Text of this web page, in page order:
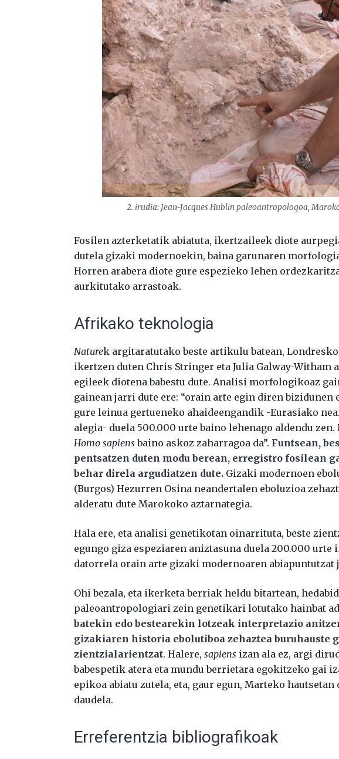
2. irudia: Jean-Jacques Hublin paleoantropologoa,
Fosilen azterketatik abiatuta, ikertzaileek diote
dutela gizaki modernoekin, baina garunaren
Horren arabera diote gure espezieko lehen
aurkitutako arrastoak.
Afrikako teknologia
Naturek argitaratutako beste artikulu batean,
ikertzen duten Chris Stringer eta Julia Galway-
egileek diotena babestu dute. Analisi morfologikoaz
gainean jarri dute ere: “orain arte egin diren bizidunen
gure leinua gertueneko ahaideengandik -Eurasiako
alegia- duela 500.000 urte baino lehenago aldendu
Homo sapiens baino askoz zaharragoa da”. Funtsean,
pentsatzen duten modu berean, erregistro fosilean
behar direla argudiatzen dute. Gizaki modernoen
(Burgos) Hezurren Osina neandertalen eboluzioa
alderatu dute Marokoko aztarnategia.
Hala ere, eta analisi genetikotan oinarrituta, beste
egungo giza espeziaren aniztasuna duela 200.000 urte
datorrela orain arte gizaki modernoaren abiapuntutzat
Ohi bezala, eta ikerketa berriak heldu bitartean,
paleoantropologiari zein genetikari lotutako hainbat
batekin edo bestearekin lotzeak interpretazio
gizakiaren historia ebolutiboa zehaztea buruhauste
zientzialarientzat. Halere,sapiens izan ala ez, argi
babespetik atera eta mundu berrietara egokitzeko gai
epikoa abiatu zutela, eta, gaur egun, Marteko
daudela.
Erreferentzia bibliografikoak